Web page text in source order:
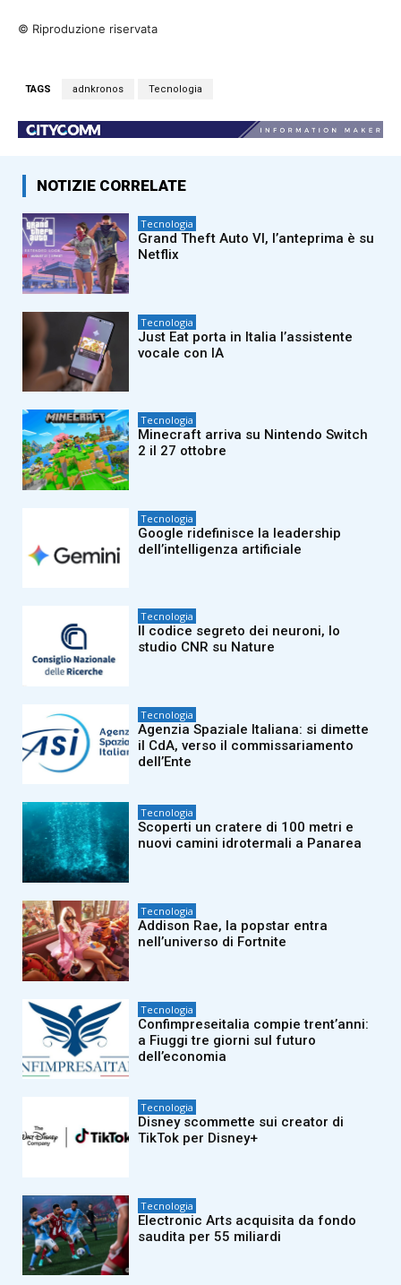
© Riproduzione riservata
TAGS adnkronos Tecnologia
NOTIZIE CORRELATE
Tecnologia
Grand Theft Auto VI, l’anteprima è su
Netflix
Tecnologia
Just Eat porta in Italia l’assistente
vocale con IA
Tecnologia
Minecraft arriva su Nintendo Switch
2 il 27 ottobre
Tecnologia
Google ridefinisce la leadership
dell’intelligenza artificiale
Tecnologia
Il codice segreto dei neuroni, lo
studio CNR su Nature
Tecnologia
Agenzia Spaziale Italiana: si dimette
il CdA, verso il commissariamento
dell’Ente
Tecnologia
Scoperti un cratere di 100 metri e
nuovi camini idrotermali a Panarea
Tecnologia
Addison Rae, la popstar entra
nell’universo di Fortnite
Tecnologia
Confimpreseitalia compie trent’anni:
a Fiuggi tre giorni sul futuro
dell’economia
Tecnologia
Disney scommette sui creator di
TikTok per Disney+
Tecnologia
Electronic Arts acquisita da fondo
saudita per 55 miliardi